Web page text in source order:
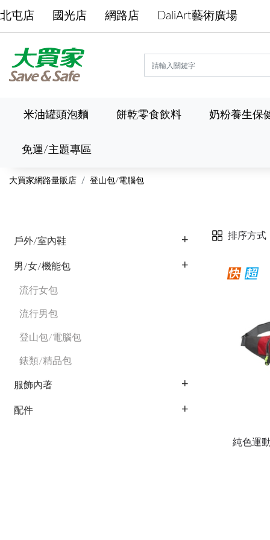
北屯店 國光店 網路店 DaliArt藝術廣場
米油罐頭泡麵 餅乾零食飲料 奶粉養生保
免運/主題專區
大買家網路量販店 登山包/電腦包
戶外/室內鞋
男/女/機能包
流行女包
流行男包
登山包/電腦包
錶類/精品包
服飾內著
配件
排序方式
純色運